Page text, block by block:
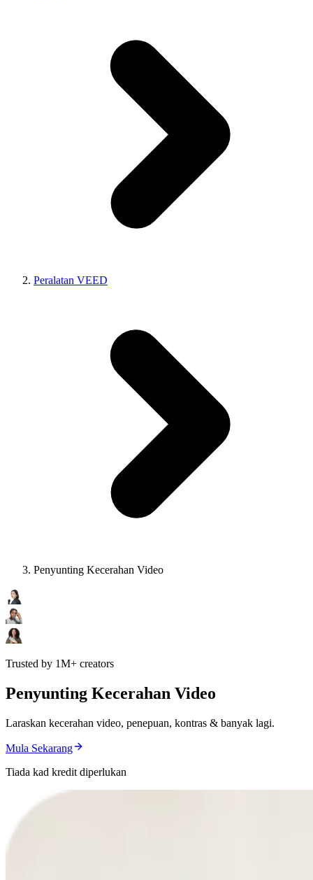
Peralatan VEED
Penyunting Kecerahan Video
Trusted by 1M+ creators
Penyunting Kecerahan Video
Laraskan kecerahan video, penepuan, kontras & banyak lagi.
Mula Sekarang
Tiada kad kredit diperlukan